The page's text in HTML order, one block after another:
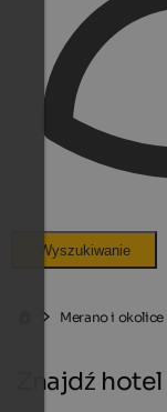
Wyszukiwanie
Merano i okolice
Znajdź